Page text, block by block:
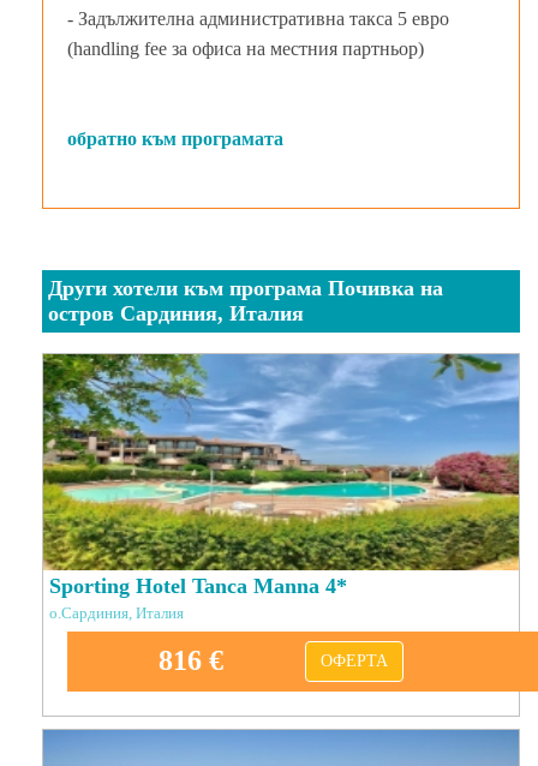
- Задължителна административна такса 5 евро
(handling fee за офиса на местния партньор)
обратно към програмата
Други хотели към програма Почивка на
остров Сардиния, Италия
Sporting Hotel Tanca Manna 4*
о.Сардиния, Италия
816 € ОФЕРТА